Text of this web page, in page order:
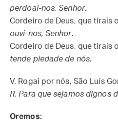
perdoai-nos, Senhor.
Cordeiro de Deus, que tirais
ouvi-nos, Senhor.
Cordeiro de Deus, que tirais
tende piedade de nós.
V. Rogai por nós, São Luís
R. Para que sejamos dignos
Oremos: